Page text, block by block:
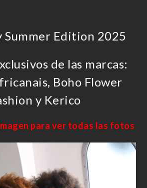
Summer Edition 2025
de las marcas:
Boho Flower
y Kerico
para ver todas las fotos